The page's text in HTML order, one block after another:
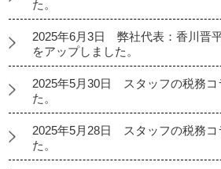
た。
2025年6月3日 弊社代表：香川晋
をアップしました。
2025年5月30日 スタッフの税務コ
た。
2025年5月28日 スタッフの税務コ
た。